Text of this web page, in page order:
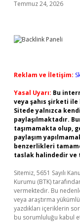
Temmuz 24, 2026
Reklam ve İletişim:
Yasal Uyarı: Bu
veya şahıs şirketi
Sitede yalnızca
paylaşılmaktadır.
taşımamakta olup,
paylaşım
benzerlikleri
taslak halindedir ve
Sitemiz, 5651 Sayılı
Kurumu (BTK)
vermektedir. Bu
veya araştırma
yazdıkları içeriklerin
bu sorumluluğu kabul